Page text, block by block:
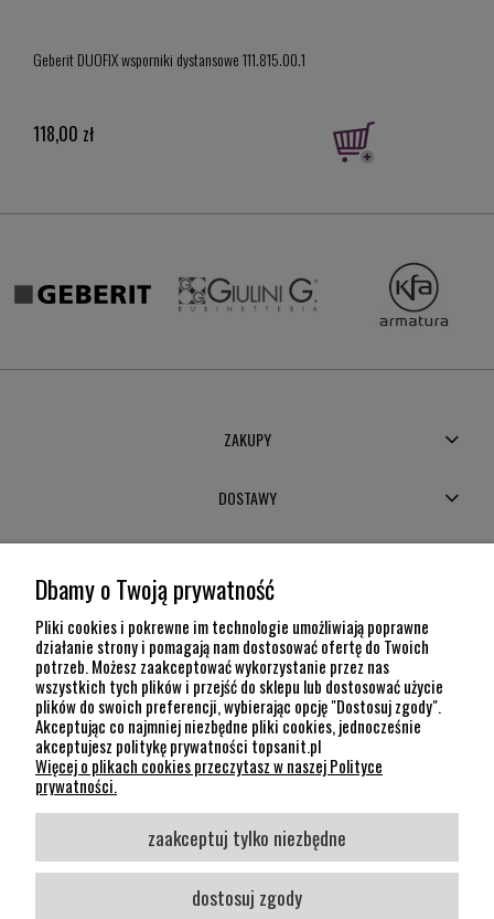
Geberit DUOFIX wsporniki dystansowe 111.815.00.1
118,00 zł
ZAKUPY
DOSTAWY
POMOC
INFORMACJE
KONTAKT
12 307 26 20
Kraków, 30-704 Na Dołach 8
SOCIAL MEDIA
Śledź nas
Dbamy o Twoją prywatność
Pliki cookies i pokrewne im technologie umożliwiają poprawne
działanie strony i pomagają nam dostosować ofertę do Twoich
potrzeb. Możesz zaakceptować wykorzystanie przez nas
wszystkich tych plików i przejść do sklepu lub dostosować użycie
plików do swoich preferencji, wybierając opcję "Dostosuj zgody".
Akceptując co najmniej niezbędne pliki cookies, jednocześnie
akceptujesz politykę prywatności topsanit.pl
Więcej o plikach cookies przeczytasz w naszej Polityce
prywatności.
zaakceptuj tylko niezbędne
dostosuj zgody